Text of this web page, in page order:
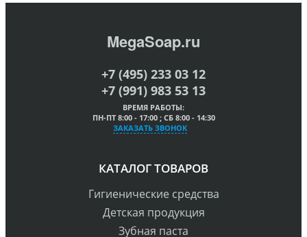
MegaSoap.ru
+7 (495) 233 03 12
+7 (991) 983 53 13
ВРЕМЯ РАБОТЫ:
ПН-ПТ 8:00 - 17:00 ; СБ 8:00 - 14:30
ЗАКАЗАТЬ ЗВОНОК
КАТАЛОГ ТОВАРОВ
Гигиенические средства
Детская продукция
Зубная паста